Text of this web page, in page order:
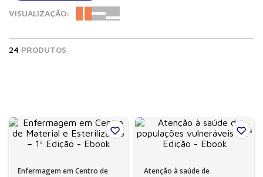
VISUALIZAÇÃO:
24 PRODUTOS
Enfermagem em Centro de
Atenção à saúde de